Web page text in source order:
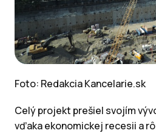
Foto: Redakcia Kancelarie.sk
Celý projekt prešiel svojím
vďaka ekonomickej recesii a